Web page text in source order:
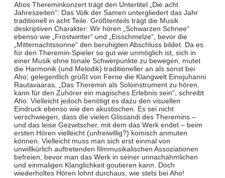
Ahos Thereminkonzert trägt den Untertitel „Die acht
Jahreszeiten“: Das Volk der Samen untergliedert das Jahr
traditionell in acht Teile. Größtenteils trägt die Musik
deskriptiven Charakter: Wir hören „Schwarzen Schnee“
ebenso wie „Frostwinter“ und „Eisschmelze“, bevor die
„Mitternachtssonne“ den beruhigten Abschluss bildet. Da es
für den Theremin-Spieler so gut wie unmöglich ist, sich in
einer Musik ohne tonale Schwerpunkte zu bewegen, mutet
die Harmonik (und Melodik) traditioneller an als sonst bei
Aho; gelegentlich grüßt von Ferne die Klangwelt Einojuhanni
Rautavaaras. „Das Theremin als Soloinstrument zu hören,
kann für den Zuhörer ein magisches Erlebnis sein“, schreibt
Aho. Vielleicht jedoch benötigt es dazu den visuellen
Eindruck ebenso wie den akustischen. Es sei nicht
verschwiegen, dass die vielen Glissandi des Theremins –
und das leise Gezwitscher, mit dem das Werk endet – beim
ersten Hören vielleicht (unfreiwillig?) komisch anmuten
können. Vielleicht muss man sich erst einmal von
unwillkürlich auftretenden filmmusikalischen Assoziationen
befreien, bevor man das Werk in seiner unnachahmlichen
und einmaligen Klanglichkeit goutieren kann. Doch
wiederholtes Hören lohnt durchaus, wie stets bei Aho!